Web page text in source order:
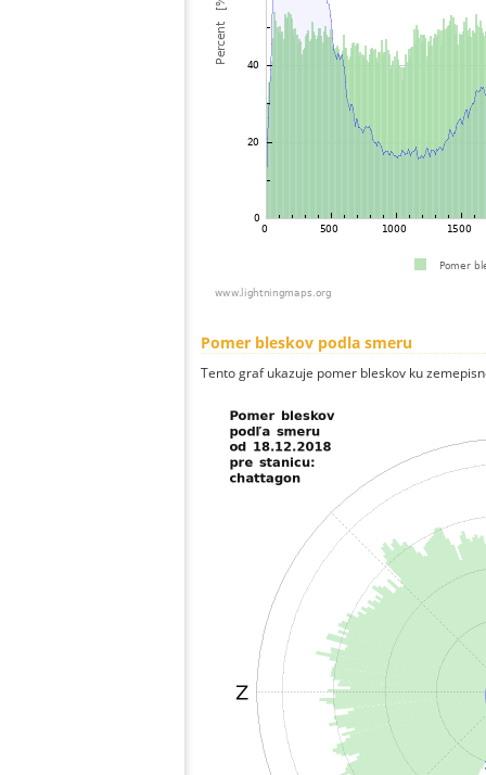
Pomer bleskov podla smeru
Tento graf ukazuje pomer bleskov ku